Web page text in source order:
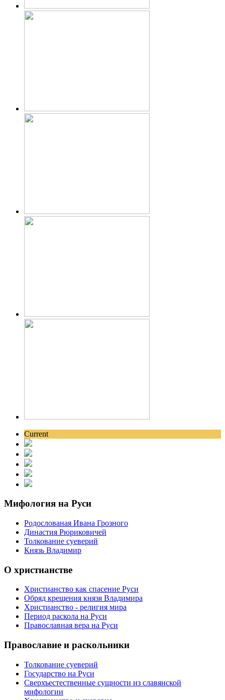
Current
Мифология на Руси
Родослованая Ивана Грозного
Династия Рюриковичей
Толкование суеверий
Князь Владимир
О христианстве
Христианство как спасение Руси
Обряд крещения князя Владимира
Христианство - религия мира
Период раскола на Руси
Православная вера на Руси
Православие и раскольники
Толкование суеверий
Государство на Руси
Сверхъестественные сущности из славянской
мифологии